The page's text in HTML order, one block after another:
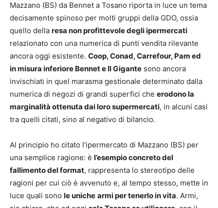
Mazzano (BS) da Bennet a Tosano riporta in luce un tema
decisamente spinoso per molti gruppi della GDO, ossia
quello della resa non profittevole degli ipermercati
relazionato con una numerica di punti vendita rilevante
ancora oggi esistente. Coop, Conad, Carrefour, Pam ed
in misura inferiore Bennet e Il Gigante sono ancora
invischiati in quel marasma gestionale determinato dalla
numerica di negozi di grandi superfici che erodono la
marginalità ottenuta dai loro supermercati, in alcuni casi
tra quelli citati, sino al negativo di bilancio.
Al principio ho citato l’ipermercato di Mazzano (BS) per
una semplice ragione: è l’esempio concreto del
fallimento del format, rappresenta lo stereotipo delle
ragioni per cui ciò è avvenuto e, al tempo stesso, mette in
luce quali sono le uniche armi per tenerlo in vita. Armi,